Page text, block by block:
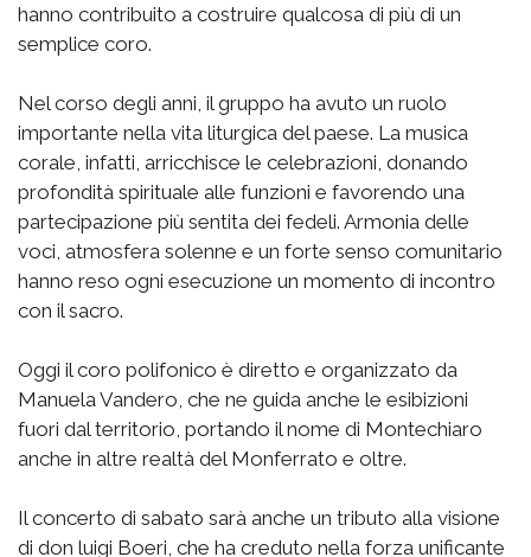
hanno contribuito a costruire qualcosa di più di un
semplice coro.
Nel corso degli anni, il gruppo ha avuto un ruolo
importante nella vita liturgica del paese. La musica
corale, infatti, arricchisce le celebrazioni, donando
profondità spirituale alle funzioni e favorendo una
partecipazione più sentita dei fedeli. Armonia delle
voci, atmosfera solenne e un forte senso comunitario
hanno reso ogni esecuzione un momento di incontro
con il sacro.
Oggi il coro polifonico è diretto e organizzato da
Manuela Vandero, che ne guida anche le esibizioni
fuori dal territorio, portando il nome di Montechiaro
anche in altre realtà del Monferrato e oltre.
Il concerto di sabato sarà anche un tributo alla visione
di don luigi Boeri, che ha creduto nella forza unificante